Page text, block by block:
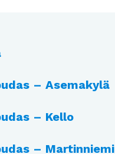
– Asemakylä
– Kello
– Martinniemi